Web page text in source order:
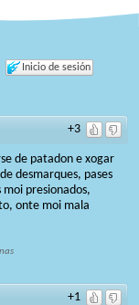
Inicio de sesión
+3
de patadon e xogar
desmarques, pases
presionados,
onte moi mala
+1